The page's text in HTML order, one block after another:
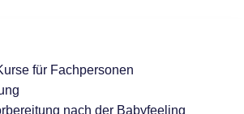
für Fachpersonen
nach der Babyfeeling